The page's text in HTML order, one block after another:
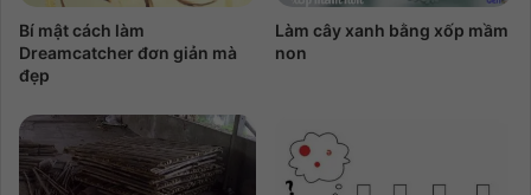
Bí mật cách làm
Dreamcatcher đơn giản mà
đẹp
Làm cây xanh bằng xốp mầm
non